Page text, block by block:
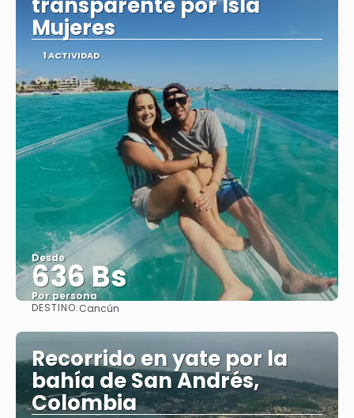
Mujeres
1 ACTIVIDAD
Desde
636 Bs
Por persona
DESTINO:Cancún
Recorrido en yate por la
bahía de San Andrés,
Colombia